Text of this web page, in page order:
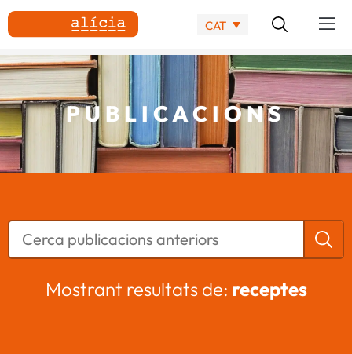
CAT
PUBLICACIONS
Mostrant resultats de: receptes